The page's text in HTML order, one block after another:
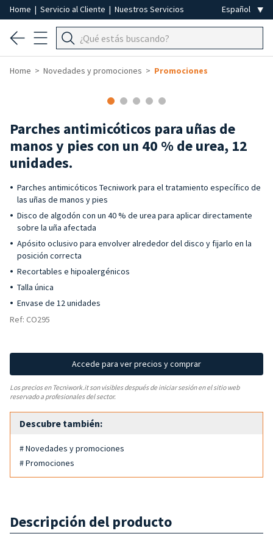
Home | Servicio al Cliente | Nuestros Servicios
Home Novedades y promociones Promociones
Parches antimicóticos para uñas de
manos y pies con un 40 % de urea, 12
unidades.
Parches antimicóticos Tecniwork para el tratamiento específico de
las uñas de manos y pies
Disco de algodón con un 40 % de urea para aplicar directamente
sobre la uña afectada
Apósito oclusivo para envolver alrededor del disco y fijarlo en la
posición correcta
Recortables e hipoalergénicos
Talla única
Envase de 12 unidades
Ref: CO295
Accede para ver precios y comprar
Los precios en Tecniwork.it son visibles después de iniciar sesión en el sitio web
reservado a profesionales del sector.
Descubre también:
# Novedades y promociones
# Promociones
Descripción del producto